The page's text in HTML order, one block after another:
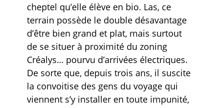
cheptel qu’elle élève en bio. Las, ce
terrain possède le double désavantage
d’être bien grand et plat, mais surtout
de se situer à proximité du zoning
Créalys… pourvu d’arrivées électriques.
De sorte que, depuis trois ans, il suscite
la convoitise des gens du voyage qui
viennent s’y installer en toute impunité,